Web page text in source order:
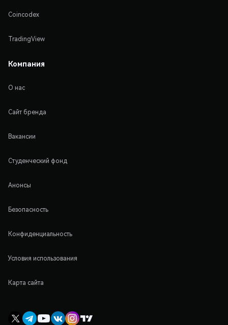
Coincodex
TradingView
Компания
О нас
Сайт бренда
Вакансии
Студенческий фонд
Анонсы
Безопасность
Конфиденциальность
Условия использования
Карта сайта